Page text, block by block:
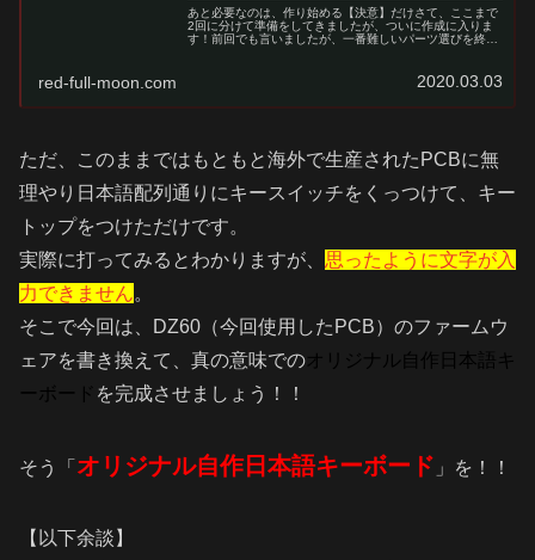
あと必要なのは、作り始める【決意】だけさて、ここまで
2回に分けて準備をしてきましたが、ついに作成に入りま
す！前回でも言いましたが、一番難しいパーツ選びを終え
red-full-moon.com 2020.03.03
ただ、このままではもともと海外で生産されたPCBに無
理やり日本語配列通りにキースイッチをくっつけて、キー
トップをつけただけです。
実際に打ってみるとわかりますが、 思ったように文字が入
力できません。
そこで今回は、DZ60（今回使用したPCB）のファームウ
ェアを書き換えて、真の意味での オリジナル自作日本語キ
ーボード を完成させましょう！！
そう「 オリジナル自作日本語キーボード 」を！！
【以下余談】